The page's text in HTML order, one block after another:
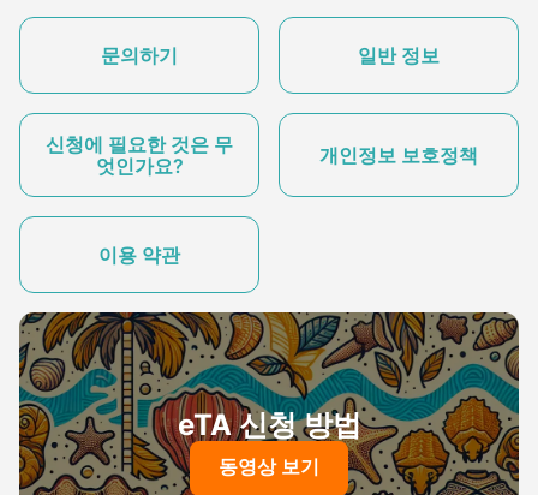
문의하기 일반 정보
신청에 필요한 것은 무
엇인가요?
개인정보 보호정책
이용 약관
eTA 신청 방법
동영상 보기